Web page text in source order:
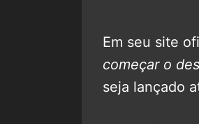
Em seu site
começar o
seja lançado